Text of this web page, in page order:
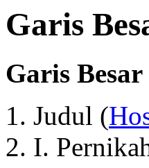
Garis
Garis Besar
Judul (
I.